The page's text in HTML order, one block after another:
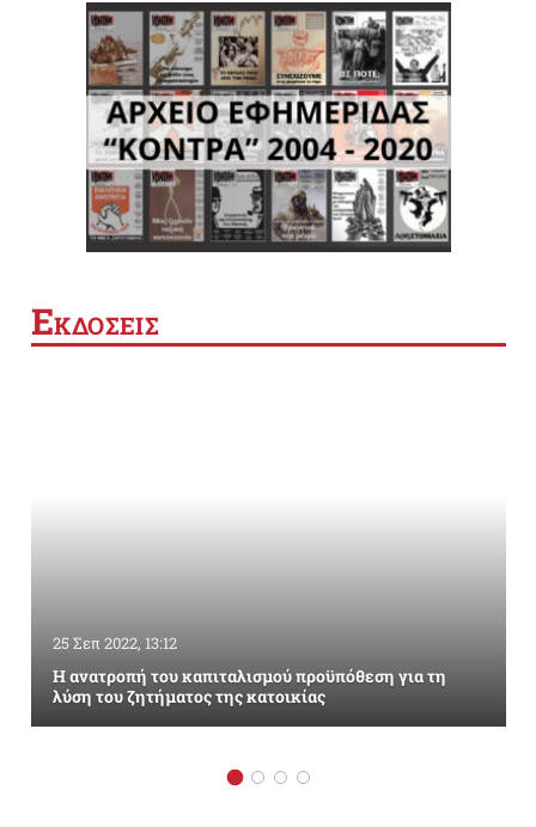
ΕΚΔΟΣΕΙΣ
25 Σεπ 2022, 13:12
Η ανατροπή του καπιταλισμού προϋπόθεση για τη
λύση του ζητήματος της κατοικίας